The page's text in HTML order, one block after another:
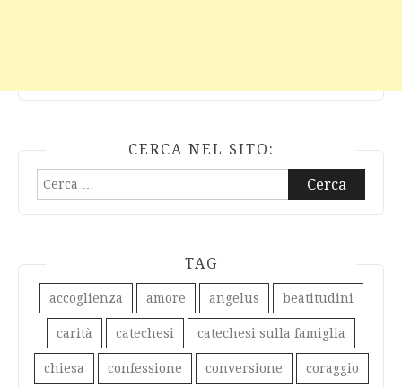
CERCA NEL SITO:
Ricerca
per:
TAG
accoglienza amore angelus beatitudini
carità catechesi catechesi sulla famiglia
chiesa confessione conversione coraggio